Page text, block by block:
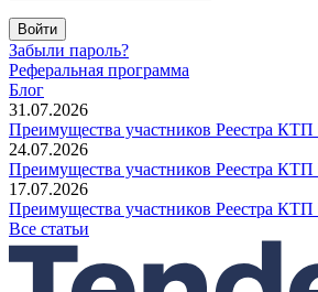
Войти
Забыли пароль?
Реферальная программа
Блог
31.07.2026
Преимущества участников Реестра
24.07.2026
Преимущества участников Реестра
17.07.2026
Преимущества участников Реестра
Все статьи